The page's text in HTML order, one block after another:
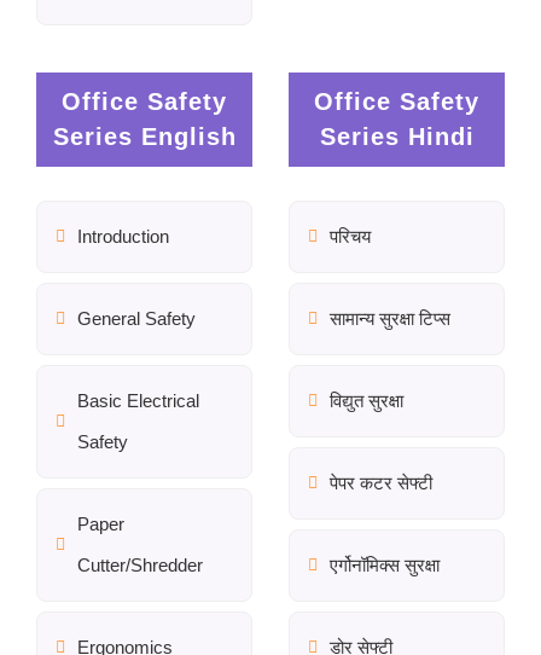
Office Safety
Series English
Introduction
General Safety
Basic Electrical
Safety
Paper
Cutter/Shredder
Ergonomics
Office Safety
Series Hindi
परिचय
सामान्य सुरक्षा टिप्स
विद्युत सुरक्षा
पेपर कटर सेफ्टी
एर्गोनॉमिक्स सुरक्षा
डोर सेफ्टी